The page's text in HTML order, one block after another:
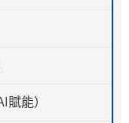
能）